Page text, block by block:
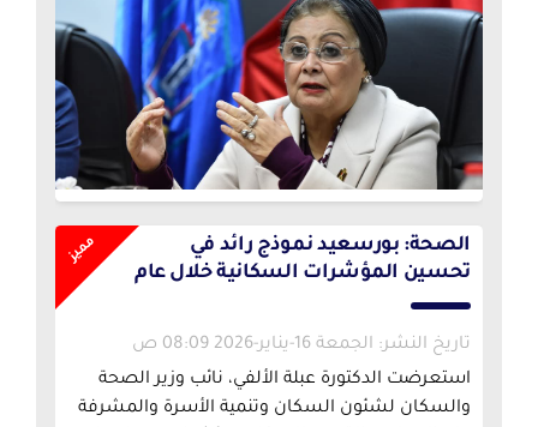
مميز
الصحة: بورسعيد نموذج رائد في
تحسين المؤشرات السكانية خلال عام
2025
تاريخ النشر: الجمعة 16-يناير-2026 08:09 ص
استعرضت الدكتورة عبلة الألفي، نائب وزير الصحة
والسكان لشئون السكان وتنمية الأسرة والمشرفة